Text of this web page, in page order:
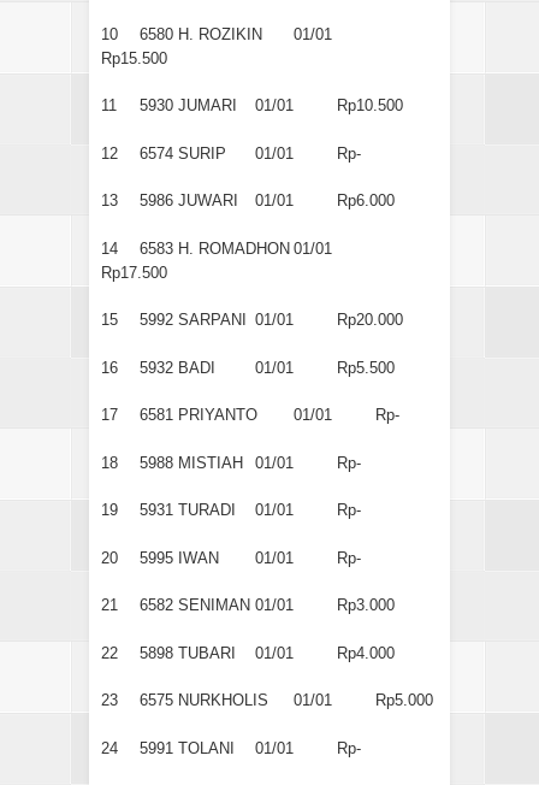
10 6580 H. ROZIKIN
01/01
Rp15.500
11 5930 JUMARI 01/01 Rp10.500
12 6574 SURIP 01/01 Rp-
13 5986 JUWARI 01/01 Rp6.000
14 6583 H. ROMADHON 01/01
Rp17.500
15 5992 SARPANI 01/01 Rp20.000
16 5932 BADI 01/01 Rp5.500
17 6581 PRIYANTO 01/01 Rp-
18 5988 MISTIAH 01/01 Rp-
19 5931 TURADI 01/01 Rp-
20 5995 IWAN 01/01 Rp-
21 6582 SENIMAN 01/01 Rp3.000
22 5898 TUBARI 01/01 Rp4.000
23 6575 NURKHOLIS 01/01 Rp5.000
24 5991 TOLANI 01/01 Rp-